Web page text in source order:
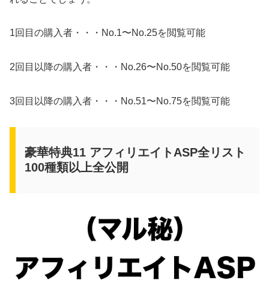
1回目の購入者・・・No.1〜No.25を閲覧可能
2回目以降の購入者・・・No.26〜No.50を閲覧可能
3回目以降の購入者・・・No.51〜No.75を閲覧可能
豪華特典11 アフィリエイトASP全リスト
100種類以上全公開